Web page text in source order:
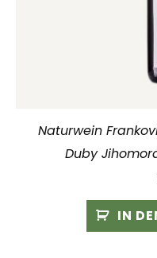
Naturwein
Duby
IN